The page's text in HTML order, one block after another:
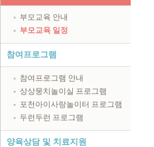
부모교육 안내
부모교육 일정
참여프로그램
참여프로그램 안내
상상뭉치놀이실 프로그램
포천아이사랑놀이터 프로그램
두런두런 프로그램
양육상담 및 치료지원